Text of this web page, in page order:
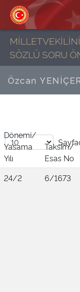
SÖZLÜ SORU
Özcan
Dönemi/
Yasama
Yılı
Taksim/
Esas No
24/2
6/1673